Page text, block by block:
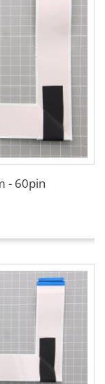
- 60pin